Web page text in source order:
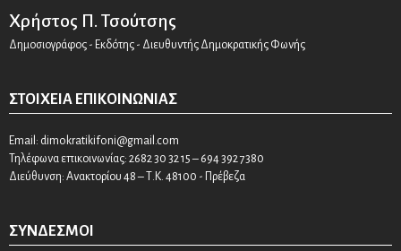
Χρήστος Π. Τσούτσης
Δημοσιογράφος - Εκδότης - Διευθυντής Δημοκρατικής Φωνής
ΣΤΟΙΧΕΊΑ ΕΠΙΚΟΙΝΩΝΊΑΣ
Email: dimokratikifoni@gmail.com
Τηλέφωνα επικοινωνίας: 2682 30 32 15 – 694 392 7380
Διεύθυνση: Ανακτορίου 48 – Τ.Κ. 48100 - Πρέβεζα
ΣΎΝΔΕΣΜΟΙ